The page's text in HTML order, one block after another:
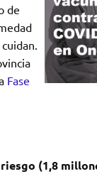
de
Fase
(1,8